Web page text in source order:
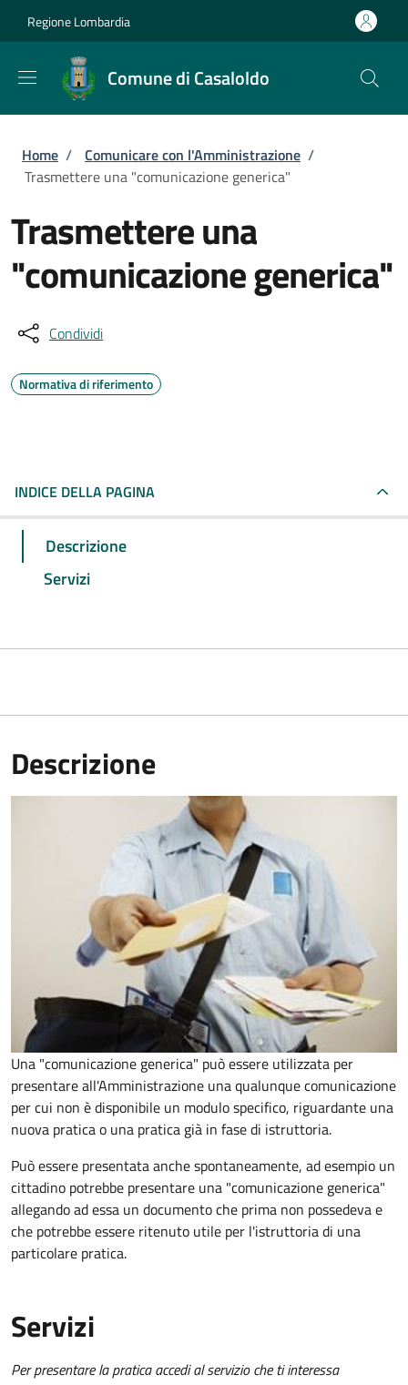
Regione Lombardia
Comune di Casaloldo
Briciole di pane
Home / Comunicare con l'Amministrazione /
Trasmettere una "comunicazione generica"
Trasmettere una
"comunicazione generica"
Condividi
Normativa di riferimento
INDICE DELLA PAGINA
Descrizione
Servizi
Descrizione
Una "comunicazione generica" può essere utilizzata per
presentare all'Amministrazione una qualunque comunicazione
per cui non è disponibile un modulo specifico, riguardante una
nuova pratica o una pratica già in fase di istruttoria.
Può essere presentata anche spontaneamente, ad esempio un
cittadino potrebbe presentare una "comunicazione generica"
allegando ad essa un documento che prima non possedeva e
che potrebbe essere ritenuto utile per l'istruttoria di una
particolare pratica.
Servizi
Per presentare la pratica accedi al servizio che ti interessa